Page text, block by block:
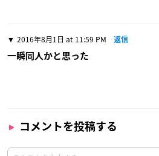
2016年8月1日 at 11:59 PM 返信
一瞬同人かと思った
コメントを投稿する